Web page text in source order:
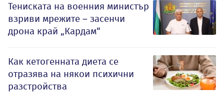
Тениската на военния министър
взриви мрежите – засенчи
дрона край „Кардам“
Как кетогенната диета се
отразява на някои психични
разстройства